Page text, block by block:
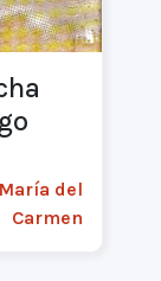
del
Carmen